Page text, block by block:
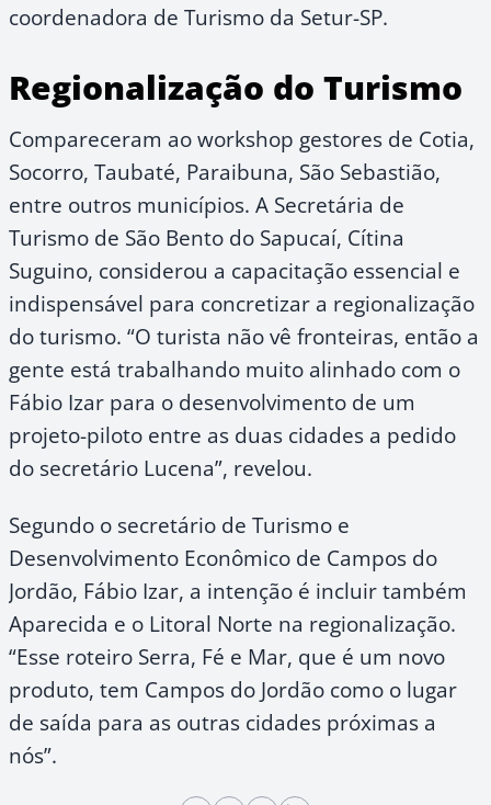
coordenadora de Turismo da Setur-SP.
Regionalização do Turismo
Compareceram ao workshop gestores de Cotia,
Socorro, Taubaté, Paraibuna, São Sebastião,
entre outros municípios. A Secretária de
Turismo de São Bento do Sapucaí, Cítina
Suguino, considerou a capacitação essencial e
indispensável para concretizar a regionalização
do turismo. “O turista não vê fronteiras, então a
gente está trabalhando muito alinhado com o
Fábio Izar para o desenvolvimento de um
projeto-piloto entre as duas cidades a pedido
do secretário Lucena”, revelou.
Segundo o secretário de Turismo e
Desenvolvimento Econômico de Campos do
Jordão, Fábio Izar, a intenção é incluir também
Aparecida e o Litoral Norte na regionalização.
“Esse roteiro Serra, Fé e Mar, que é um novo
produto, tem Campos do Jordão como o lugar
de saída para as outras cidades próximas a
nós”.